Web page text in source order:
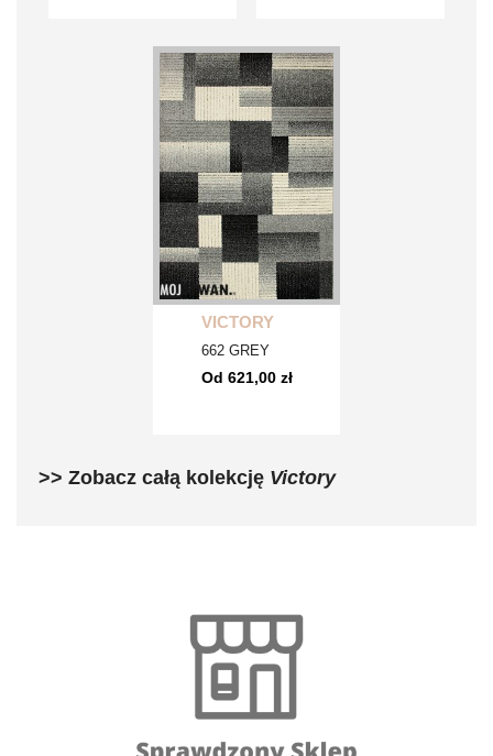
VICTORY
662 GREY
Od 621,00 zł
>> Zobacz całą kolekcję Victory